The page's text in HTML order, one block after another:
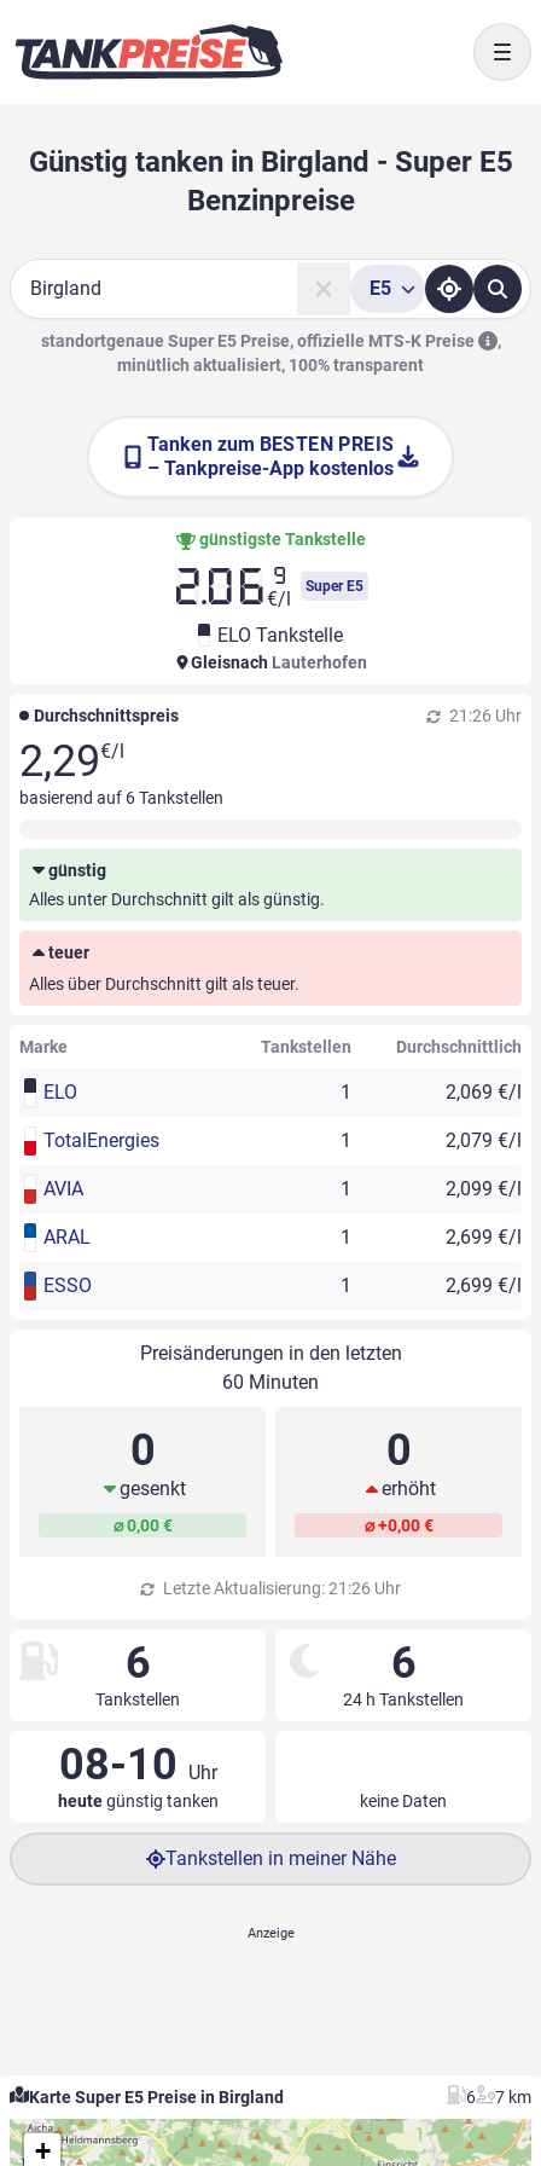
Günstig tanken in Birgland - Super E5
Benzinpreise
Suche
E5
standortgenaue Super E5 Preise, offizielle MTS-K Preise
,
minütlich aktualisiert, 100% transparent
Tanken zum BESTEN PREIS
– Tankpreise-App kostenlos
günstigste Tankstelle
2.06 9
€/l
Super E5
ELO Tankstelle
Gleisnach Lauterhofen
Durchschnittspreis 21:26 Uhr
2,29€/l
basierend auf 6Tankstellen
günstig
Alles unter Durchschnitt gilt als günstig.
teuer
Alles über Durchschnitt gilt als teuer.
Marke Tankstellen Durchschnittlich
ELO 1 2,069 €/l
TotalEnergies 1 2,079 €/l
AVIA 1 2,099 €/l
ARAL 1 2,699 €/l
ESSO 1 2,699 €/l
Preisänderungen in den letzten
60 Minuten
0
gesenkt
⌀ 0,00 €
0
erhöht
⌀ +0,00 €
Letzte Aktualisierung: 21:26 Uhr
6
Tankstellen
6
24 h Tankstellen
08-10 Uhr
heutegünstig tanken keine Daten
Tankstellen in meiner Nähe
Karte Super E5 Preise in Birgland 6 7 km
+